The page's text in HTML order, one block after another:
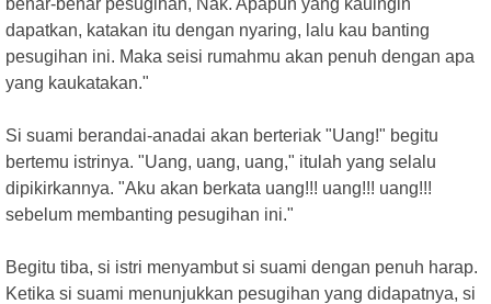
benar-benar pesugihan, Nak. Apapun yang kauingin
dapatkan, katakan itu dengan nyaring, lalu kau banting
pesugihan ini. Maka seisi rumahmu akan penuh dengan apa
yang kaukatakan."
Si suami berandai-anadai akan berteriak "Uang!" begitu
bertemu istrinya. "Uang, uang, uang," itulah yang selalu
dipikirkannya. "Aku akan berkata uang!!! uang!!! uang!!!
sebelum membanting pesugihan ini."
Begitu tiba, si istri menyambut si suami dengan penuh harap.
Ketika si suami menunjukkan pesugihan yang didapatnya, si